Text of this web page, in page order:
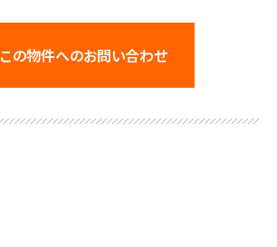
この物件へのお問い合わせ